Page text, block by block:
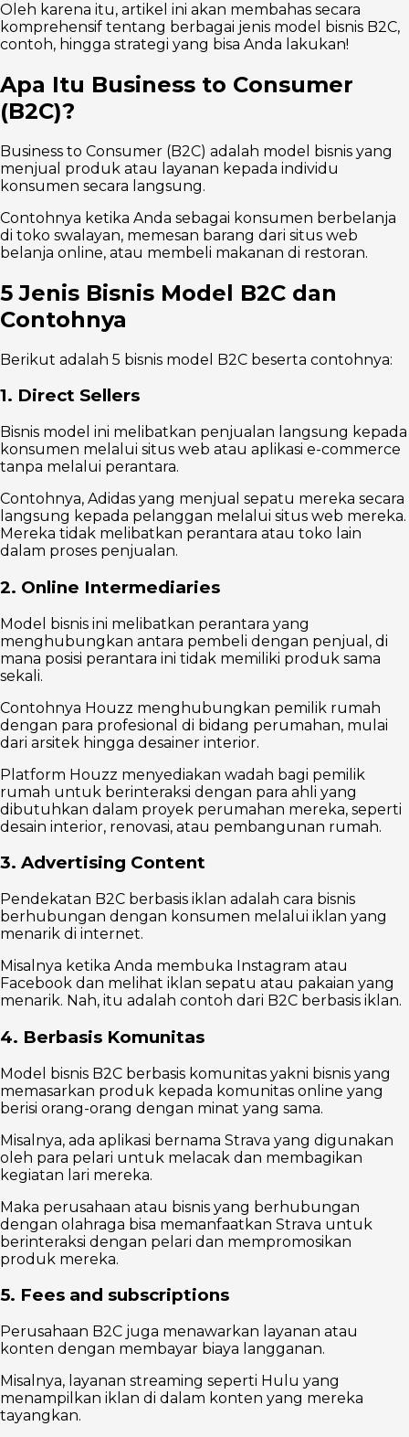
Oleh karena itu, artikel ini akan membahas secara
komprehensif tentang berbagai jenis model bisnis B2C,
contoh, hingga strategi yang bisa Anda lakukan!
Apa Itu Business to Consumer
(B2C)?
Business to Consumer (B2C) adalah model bisnis yang
menjual produk atau layanan kepada individu
konsumen secara langsung.
Contohnya ketika Anda sebagai konsumen berbelanja
di toko swalayan, memesan barang dari situs web
belanja online, atau membeli makanan di restoran.
5 Jenis Bisnis Model B2C dan
Contohnya
Berikut adalah 5 bisnis model B2C beserta contohnya:
1. Direct Sellers
Bisnis model ini melibatkan penjualan langsung kepada
konsumen melalui situs web atau aplikasi e-commerce
tanpa melalui perantara.
Contohnya, Adidas yang menjual sepatu mereka secara
langsung kepada pelanggan melalui situs web mereka.
Mereka tidak melibatkan perantara atau toko lain
dalam proses penjualan.
2. Online Intermediaries
Model bisnis ini melibatkan perantara yang
menghubungkan antara pembeli dengan penjual, di
mana posisi perantara ini tidak memiliki produk sama
sekali.
Contohnya Houzz menghubungkan pemilik rumah
dengan para profesional di bidang perumahan, mulai
dari arsitek hingga desainer interior.
Platform Houzz menyediakan wadah bagi pemilik
rumah untuk berinteraksi dengan para ahli yang
dibutuhkan dalam proyek perumahan mereka, seperti
desain interior, renovasi, atau pembangunan rumah.
3. Advertising Content
Pendekatan B2C berbasis iklan adalah cara bisnis
berhubungan dengan konsumen melalui iklan yang
menarik di internet.
Misalnya ketika Anda membuka Instagram atau
Facebook dan melihat iklan sepatu atau pakaian yang
menarik. Nah, itu adalah contoh dari B2C berbasis iklan.
4. Berbasis Komunitas
Model bisnis B2C berbasis komunitas yakni bisnis yang
memasarkan produk kepada komunitas online yang
berisi orang-orang dengan minat yang sama.
Misalnya, ada aplikasi bernama Strava yang digunakan
oleh para pelari untuk melacak dan membagikan
kegiatan lari mereka.
Maka perusahaan atau bisnis yang berhubungan
dengan olahraga bisa memanfaatkan Strava untuk
berinteraksi dengan pelari dan mempromosikan
produk mereka.
5. Fees and subscriptions
Perusahaan B2C juga menawarkan layanan atau
konten dengan membayar biaya langganan.
Misalnya, layanan streaming seperti Hulu yang
menampilkan iklan di dalam konten yang mereka
tayangkan.